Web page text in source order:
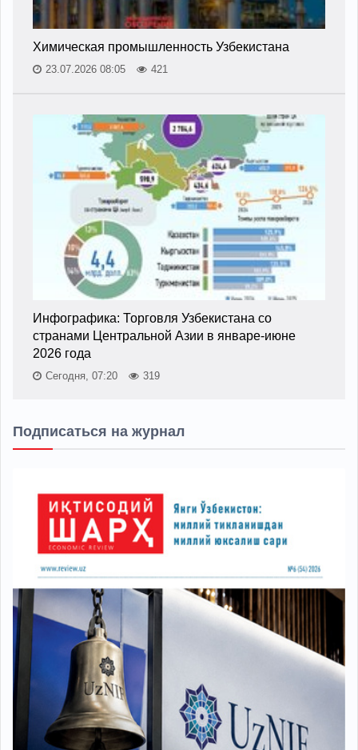
Химическая промышленность Узбекистана
23.07.2026 08:05 421
Инфографика: Торговля Узбекистана со
странами Центральной Азии в январе-июне
2026 года
Сегодня, 07:20 319
Подписаться на журнал